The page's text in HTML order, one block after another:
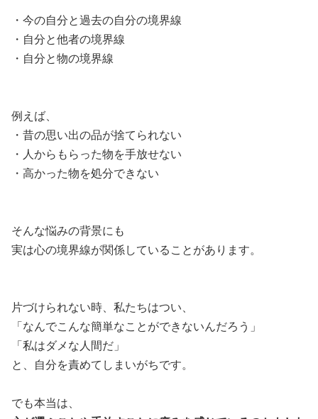
・今の自分と過去の自分の境界線
・自分と他者の境界線
・自分と物の境界線
例えば、
・昔の思い出の品が捨てられない
・人からもらった物を手放せない
・高かった物を処分できない
そんな悩みの背景にも
実は心の境界線が関係していることがあります。
片づけられない時、私たちはつい、
「なんでこんな簡単なことができないんだろう」
「私はダメな人間だ」
と、自分を責めてしまいがちです。
でも本当は、